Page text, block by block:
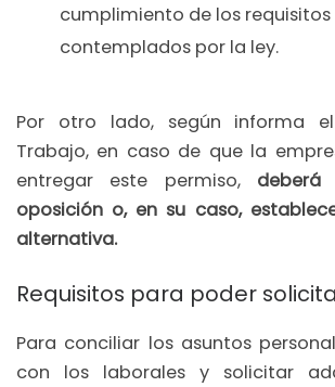
cumplimiento de los requisitos
contemplados por la ley.
Por otro lado, según informa
Trabajo, en caso de que la
entregar este permiso,
oposición o, en su caso,
alternativa.
Requisitos para poder
Para conciliar los asuntos
con los laborales y solicitar